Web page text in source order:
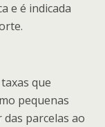
e é indicada
que
pequenas
parcelas ao